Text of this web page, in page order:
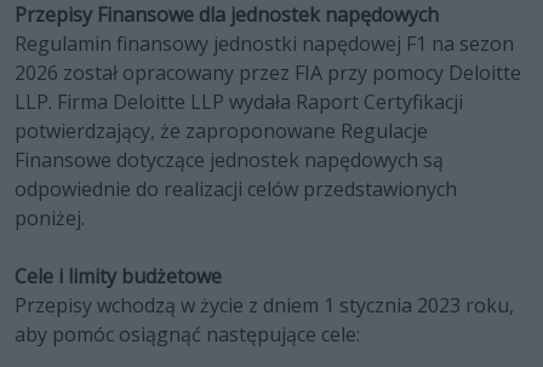
Przepisy Finansowe dla jednostek napędowych
Regulamin finansowy jednostki napędowej F1 na sezon
2026 został opracowany przez FIA przy pomocy Deloitte
LLP. Firma Deloitte LLP wydała Raport Certyfikacji
potwierdzający, że zaproponowane Regulacje
Finansowe dotyczące jednostek napędowych są
odpowiednie do realizacji celów przedstawionych
poniżej.
Cele i limity budżetowe
Przepisy wchodzą w życie z dniem 1 stycznia 2023 roku,
aby pomóc osiągnąć następujące cele: